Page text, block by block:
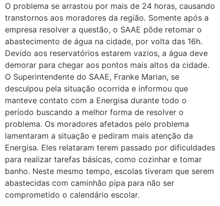
O problema se arrastou por mais de 24 horas, causando
transtornos aos moradores da região. Somente após a
empresa resolver a questão, o SAAE pôde retomar o
abastecimento de água na cidade, por volta das 16h.
Devido aos reservatórios estarem vazios, a água deve
demorar para chegar aos pontos mais altos da cidade.
O Superintendente do SAAE, Franke Marian, se
desculpou pela situação ocorrida e informou que
manteve contato com a Energisa durante todo o
período buscando a melhor forma de resolver o
problema. Os moradores afetados pelo problema
lamentaram a situação e pediram mais atenção da
Energisa. Eles relataram terem passado por dificuldades
para realizar tarefas básicas, como cozinhar e tomar
banho. Neste mesmo tempo, escolas tiveram que serem
abastecidas com caminhão pipa para não ser
comprometido o calendário escolar.